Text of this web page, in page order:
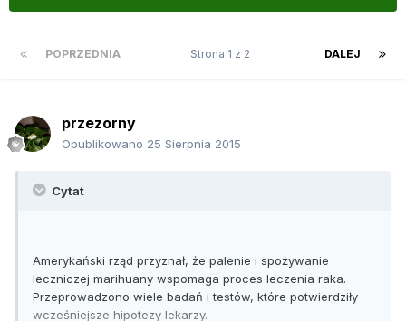
POPRZEDNIA DALEJ
Strona 1 z 2
przezorny
Opublikowano 25 Sierpnia 2015
Cytat
Amerykański rząd przyznał, że palenie i spożywanie
leczniczej marihuany wspomaga proces leczenia raka.
Przeprowadzono wiele badań i testów, które potwierdziły
wcześniejsze hipotezy lekarzy.